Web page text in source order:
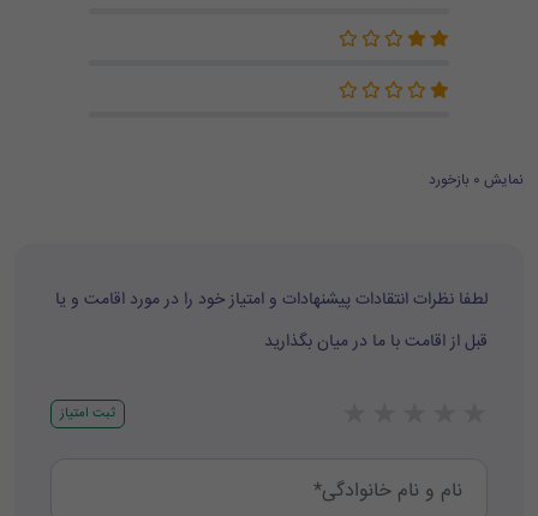
نمایش 0 بازخورد
لطفا نظرات انتقادات پیشنهادات و امتیاز خود را در مورد اقامت و یا
قبل از اقامت با ما در میان بگذارید
ثبت امتیاز